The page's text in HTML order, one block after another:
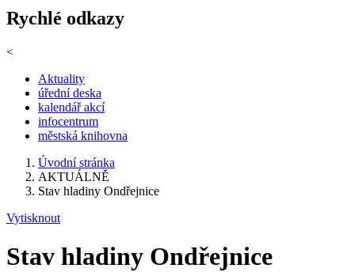
Rychlé odkazy
<
Aktuality
úřední deska
kalendář akcí
infocentrum
městská knihovna
Úvodní stránka
AKTUÁLNĚ
Stav hladiny Ondřejnice
Vytisknout
Stav hladiny Ondřejnice